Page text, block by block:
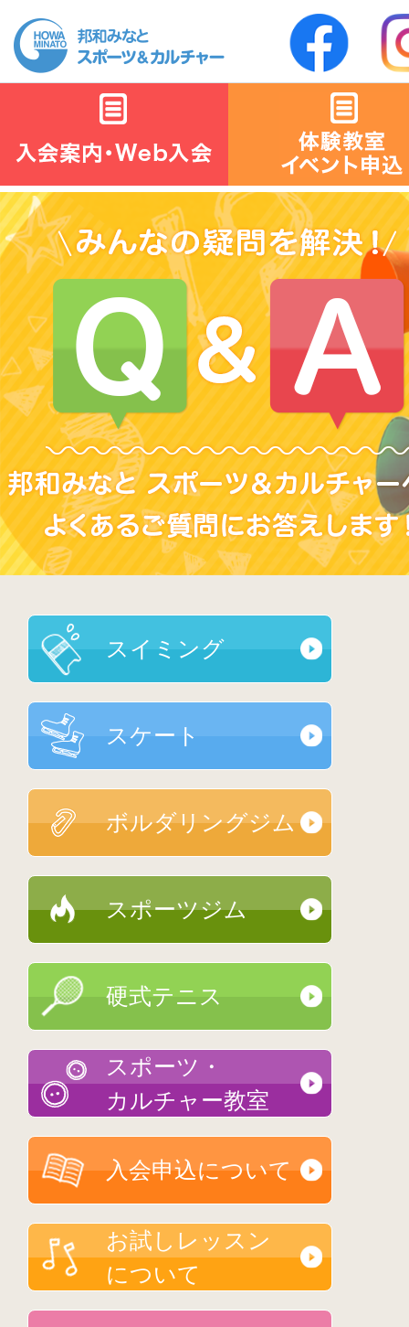
スイミング
スケート
ボルダリングジム
スポーツジム
硬式テニス
スポーツ・
カルチャー教室
入会申込について
お試しレッスン
について